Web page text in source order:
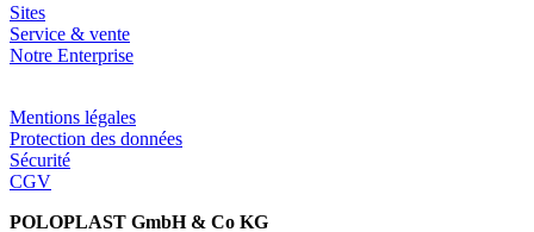
Sites
Service & vente
Notre Enterprise
Mentions légales
Protection des données
Sécurité
CGV
POLOPLAST GmbH & Co KG